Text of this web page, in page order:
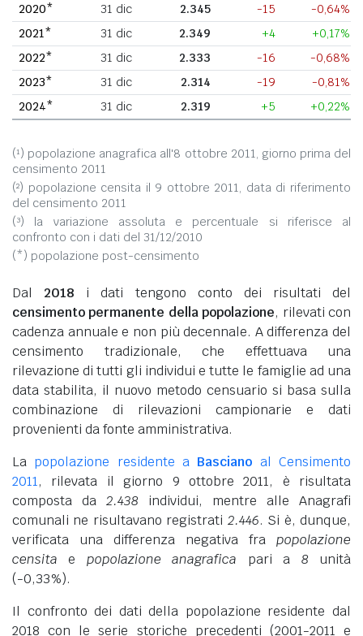
2020*
31 dic 2.345 -15
-0,64%
2021*
31 dic 2.349 +4
+0,17%
2022*
31 dic 2.333 -16
-0,68%
2023*
31 dic 2.314 -19
-0,81%
2024*
31 dic 2.319 +5 +0,22%
(¹) popolazione anagrafica all'8 ottobre 2011, giorno prima del
censimento 2011
(²) popolazione censita il 9 ottobre 2011, data di riferimento
del censimento 2011
(³) la variazione assoluta e percentuale si riferisce al
confronto con i dati del 31/12/2010
(*) popolazione post-censimento
Dal 2018 i dati tengono conto dei risultati del
censimento permanente della popolazione, rilevati con
cadenza annuale e non più decennale. A differenza del
censimento tradizionale, che effettuava una
rilevazione di tutti gli individui e tutte le famiglie ad una
data stabilita, il nuovo metodo censuario si basa sulla
combinazione di rilevazioni campionarie e dati
provenienti da fonte amministrativa.
La popolazione residente a Basciano al Censimento
2011, rilevata il giorno 9 ottobre 2011, è risultata
composta da 2.438 individui, mentre alle Anagrafi
comunali ne risultavano registrati 2.446. Si è, dunque,
verificata una differenza negativa fra popolazione
censita e popolazione anagrafica pari a 8 unità
(-0,33%).
Il confronto dei dati della popolazione residente dal
2018 con le serie storiche precedenti (2001-2011 e